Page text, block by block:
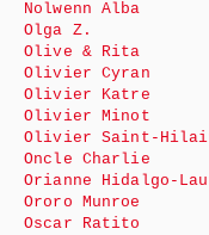
Nolwenn Alba
Olga Z.
Olive & Rita
Olivier Cyran
Olivier Katre
Olivier Minot
Olivier Saint-
Oncle Charlie
Orianne Hidalgo-
Ororo Munroe
Oscar Ratito